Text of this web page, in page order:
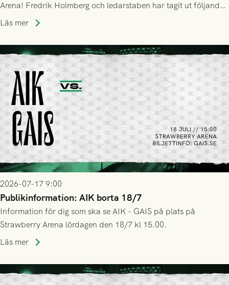
Arena! Fredrik Holmberg och ledarstaben har tagit ut följande
trupp till matchen:
Läs mer
2026-07-17 9:00
Publikinformation: AIK borta 18/7
Information för dig som ska se AIK - GAIS på plats på
Strawberry Arena lördagen den 18/7 kl 15.00.
Läs mer